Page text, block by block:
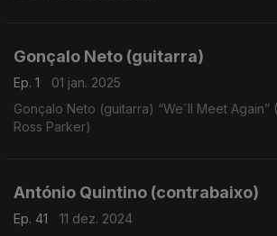
Gonçalo Neto (guitarra)
Ep. 1
01 jan. 2025
Gonçalo Neto (guitarra) “We´ll Meet Again”
Ross Parker)
António Quintino (contrabaixo)
Ep. 41
11 dez. 2024